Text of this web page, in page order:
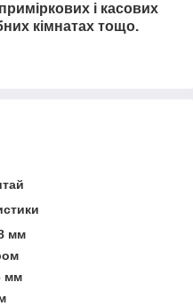
і касових
кімнатах тощо.
мм
мм